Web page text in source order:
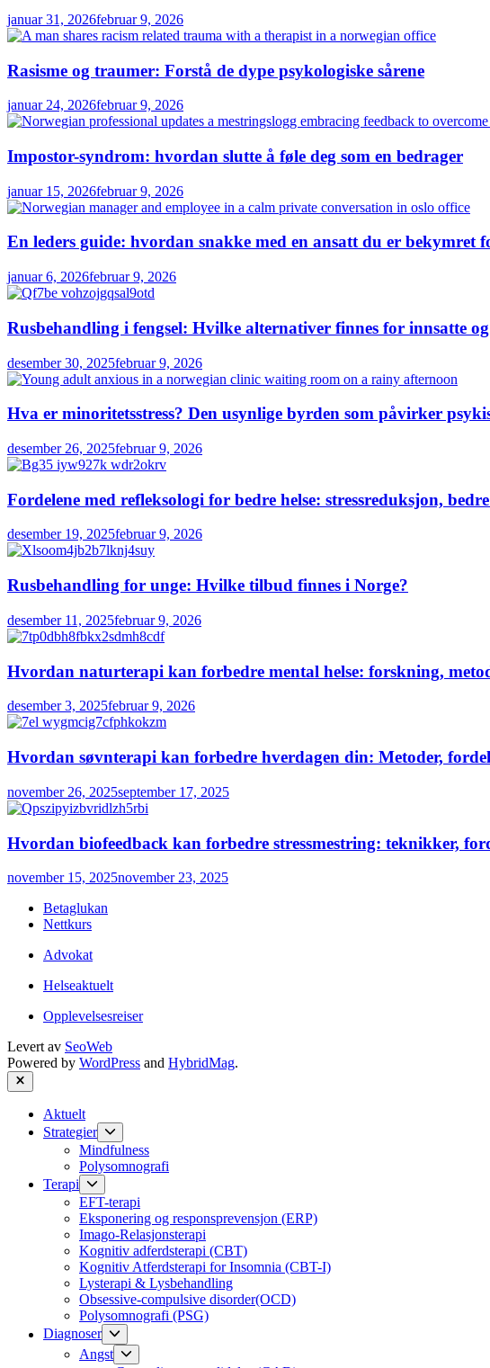
januar 31, 2026februar 9, 2026
Rasisme og traumer: Forstå de dype psykologiske sårene
januar 24, 2026februar 9, 2026
Impostor-syndrom: hvordan slutte å føle deg som en bedrager
januar 15, 2026februar 9, 2026
En leders guide: hvordan snakke med en ansatt du er bekymret
januar 6, 2026februar 9, 2026
Rusbehandling i fengsel: Hvilke alternativer finnes for innsatte
desember 30, 2025februar 9, 2026
Hva er minoritetsstress? Den usynlige byrden som påvirker
desember 26, 2025februar 9, 2026
Fordelene med refleksologi for bedre helse: stressreduksjon,
desember 19, 2025februar 9, 2026
Rusbehandling for unge: Hvilke tilbud finnes i Norge?
desember 11, 2025februar 9, 2026
Hvordan naturterapi kan forbedre mental helse: forskning,
desember 3, 2025februar 9, 2026
Hvordan søvnterapi kan forbedre hverdagen din: Metoder,
november 26, 2025september 17, 2025
Hvordan biofeedback kan forbedre stressmestring: teknikker,
november 15, 2025november 23, 2025
Betaglukan
Nettkurs
Advokat
Helseaktuelt
Opplevelsesreiser
Levert av SeoWeb
Powered by WordPress and HybridMag.
Close
Aktuelt
Strategier
sub
menu
Mindfulness
Polysomnografi
Terapi
sub
menu
EFT-terapi
Eksponering og responsprevensjon (ERP)
Imago-Relasjonsterapi
Kognitiv adferdsterapi (CBT)
Kognitiv Atferdsterapi for Insomnia (CBT-I)
Lysterapi & Lysbehandling
Obsessive-compulsive disorder(OCD)
Polysomnografi (PSG)
Diagnoser
Show
sub
menu
Angst